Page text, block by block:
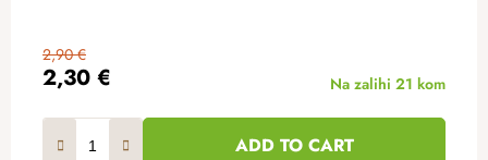
2,30 €
2,90 €
Na zalihi 21 kom
ADD TO CART